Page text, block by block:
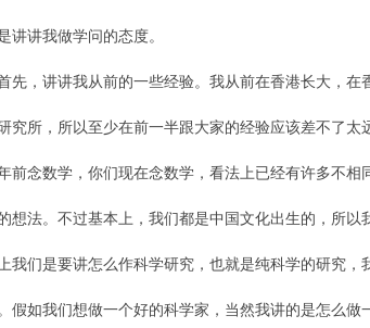
讲讲我做学问的态度。
先，讲讲我从前的一些经验。我从前在香港长大，在
究所，所以至少在前一半跟大家的经验应该差不了太
前念数学，你们现在念数学，看法上已经有许多不相
想法。不过基本上，我们都是中国文化出生的，所以
我们是要讲怎么作科学研究，也就是纯科学的研究，
假如我们想做一个好的科学家，当然我讲的是怎么做